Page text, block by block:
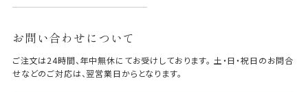
お問い合わせについて
ご注文は24時間、年中無休にてお受けしております。 土・日・祝日のお問合
せなどのご対応は、翌営業日からとなります。